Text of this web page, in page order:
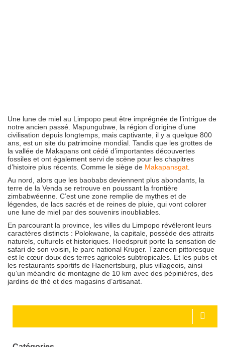
Une lune de miel au Limpopo peut être imprégnée de l’intrigue de
notre ancien passé. Mapungubwe, la région d’origine d’une
civilisation depuis longtemps, mais captivante, il y a quelque 800
ans, est un site du patrimoine mondial. Tandis que les grottes de
la vallée de Makapans ont cédé d’importantes découvertes
fossiles et ont également servi de scène pour les chapitres
d’histoire plus récents. Comme le siège de Makapansgat.
Au nord, alors que les baobabs deviennent plus abondants, la
terre de la Venda se retrouve en poussant la frontière
zimbabwéenne. C’est une zone remplie de mythes et de
légendes, de lacs sacrés et de reines de pluie, qui vont colorer
une lune de miel par des souvenirs inoubliables.
En parcourant la province, les villes du Limpopo révéleront leurs
caractères distincts : Polokwane, la capitale, possède des attraits
naturels, culturels et historiques. Hoedspruit porte la sensation de
safari de son voisin, le parc national Kruger. Tzaneen pittoresque
est le cœur doux des terres agricoles subtropicales. Et les pubs et
les restaurants sportifs de Haenertsburg, plus villageois, ainsi
qu’un méandre de montagne de 10 km avec des pépinières, des
jardins de thé et des magasins d’artisanat.